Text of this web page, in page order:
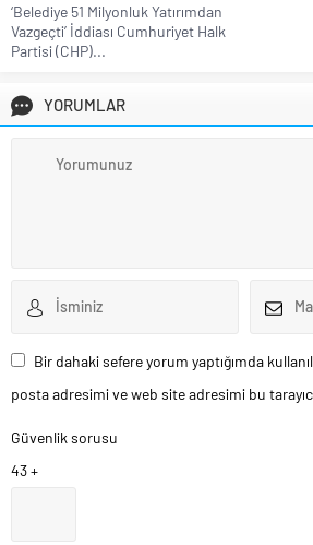
‘Belediye 51 Milyonluk Yatırımdan
Vazgeçti’ İddiası Cumhuriyet Halk
Partisi (CHP)...
YORUMLAR
Bir dahaki sefere yorum yaptığımda
posta adresimi ve web site adresimi bu
Güvenlik sorusu
43 +